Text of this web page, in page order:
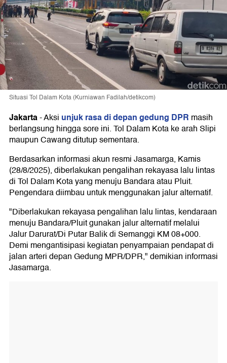
Situasi Tol Dalam Kota (Kurniawan Fadilah/detikcom)
Jakarta-Aksi unjuk rasa di depan gedung DPR masih
berlangsung hingga sore ini. Tol Dalam Kota ke arah Slipi
maupun Cawang ditutup sementara.
Berdasarkan informasi akun resmi Jasamarga, Kamis
(28/8/2025), diberlakukan pengalihan rekayasa lalu lintas
di Tol Dalam Kota yang menuju Bandara atau Pluit.
Pengendara diimbau untuk menggunakan jalur alternatif.
"Diberlakukan rekayasa pengalihan lalu lintas, kendaraan
menuju Bandara/Pluit gunakan jalur alternatif melalui
Jalur Darurat/Di Putar Balik di Semanggi KM 08+000.
Demi mengantisipasi kegiatan penyampaian pendapat di
jalan arteri depan Gedung MPR/DPR," demikian informasi
Jasamarga.